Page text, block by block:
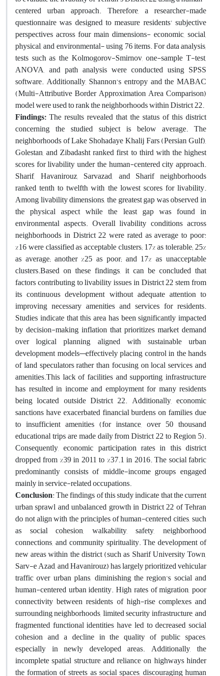
centered urban approach. Therefore, a researcher-made
questionnaire was designed to measure residents' subjective
perspectives across four main dimensions- economic, social,
physical, and environmental- using 76 items. For data analysis,
tests such as the Kolmogorov-Smirnov, one-sample T-test,
ANOVA, and path analysis were conducted using SPSS
software. Additionally, Shannon’s entropy and the MABAC
(Multi-Attributive Border Approximation Area Comparison)
model were used to rank the neighborhoods within District 22.
Findings: The results revealed that the status of this district
concerning the studied subject is below average. The
neighborhoods of Lake Shohadaye Khalij Fars (Persian Gulf),
Golestan, and Zibadasht ranked first to third with the highest
scores for livability under the human-centered city approach.
Sharif, Havanirouz, Sarvazad, and Sharif neighborhoods
ranked tenth to twelfth with the lowest scores for livability.
Among livability dimensions, the greatest gap was observed in
the physical aspect while the least gap was found in
environmental aspects. Overall livability conditions across
neighborhoods in District 22 were rated as average to poor:
%16 were classified as acceptable clusters; 17% as tolerable; 25%
as average; another %25 as poor; and 17% as unacceptable
clusters.Based on these findings, it can be concluded that
factors contributing to livability issues in District 22 stem from
its continuous development without adequate attention to
improving necessary amenities and services for residents.
Studies indicate that this area has been significantly impacted
by decision-making inflation that prioritizes market demand
over logical planning aligned with sustainable urban
development models—effectively placing control in the hands
of land speculators rather than focusing on local services and
amenities.This lack of facilities and supporting infrastructure
has resulted in income and employment for many residents
being located outside District 22. Additionally, economic
sanctions have exacerbated financial burdens on families due
to insufficient amenities (for instance, over 50 thousand
educational trips are made daily from District 22 to Region 5).
Consequently, economic participation rates in this district
dropped from %39 in 2011 to %37.1 in 2016. The social fabric
predominantly consists of middle-income groups engaged
mainly in service-related occupations.
Conclusion: The findings of this study indicate that the current
urban sprawl and unbalanced growth in District 22 of Tehran
do not align with the principles of human-centered cities, such
as social cohesion, walkability, safety, neighborhood
connections, and community spirituality. The development of
new areas within the district (such as Sharif University Town,
Sarv-e Azad, and Havanirouz) has largely prioritized vehicular
traffic over urban plans, diminishing the region's social and
human-centered urban identity. High rates of migration, poor
connectivity between residents of high-rise complexes and
surrounding neighborhoods, limited security infrastructure, and
fragmented functional identities have led to decreased social
cohesion and a decline in the quality of public spaces,
especially in newly developed areas. Additionally, the
incomplete spatial structure and reliance on highways hinder
the formation of streets as social spaces, discouraging human